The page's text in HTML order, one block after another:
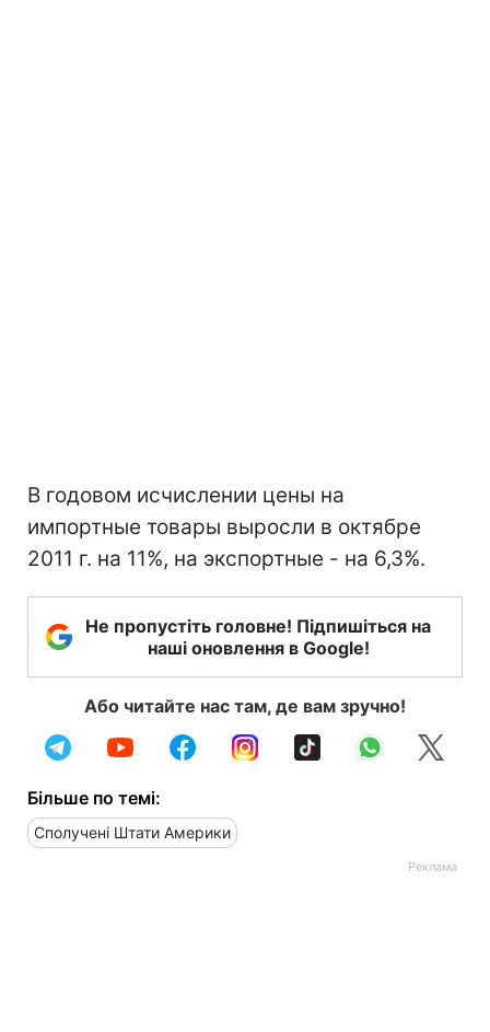
В годовом исчислении цены на
импортные товары выросли в октябре
2011 г. на 11%, на экспортные - на 6,3%.
Не пропустіть головне! Підпишіться на
наші оновлення в Google!
Або читайте нас там, де вам зручно!
Більше по темі:
Сполучені Штати Америки